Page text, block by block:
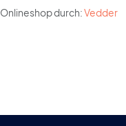
Onlineshop durch:Vedder